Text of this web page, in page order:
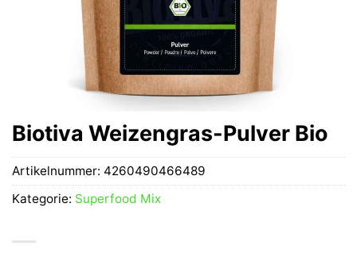
Biotiva Weizengras-Pulver Bio
Artikelnummer: 4260490466489
Kategorie: Superfood Mix